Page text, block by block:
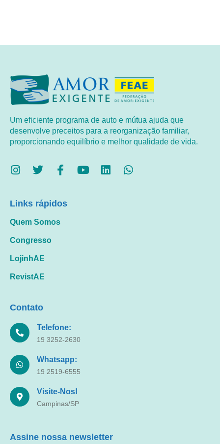
Um eficiente programa de auto e mútua ajuda que
desenvolve preceitos para a reorganização familiar,
proporcionando equilíbrio e melhor qualidade de vida.
Links rápidos
Quem Somos
Congresso
LojinhAE
RevistAE
Contato
Telefone:
19 3252-2630
Whatsapp:
19 2519-6555
Visite-Nos!
Campinas/SP
Assine nossa newsletter